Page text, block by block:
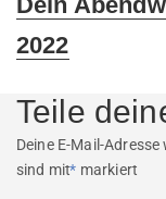
2022
Teile
Deine E-Mail-
sind mit* markiert